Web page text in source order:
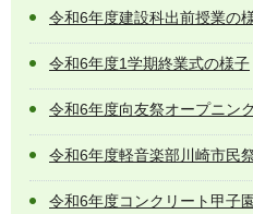
令和6年度建設科出前授業の
令和6年度1学期終業式の様子
令和6年度向友祭オープニン
令和6年度軽音楽部川崎市民
令和6年度コンクリート甲子